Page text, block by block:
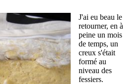
J'ai eu beau le
retourner, en à
peine un mois
de temps, un
creux s'était
formé au
niveau des
fessiers.